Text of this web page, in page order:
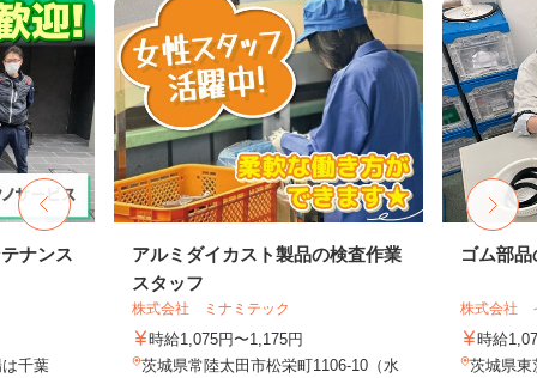
ナンス
千葉
アルミダイカスト製品の検査作業
スタッフ
株式会社 ミナミテック
時給1,075円〜1,175円
茨城県常陸太田市松栄町1106‐10（水
ゴム部
株式会社
時給
茨城県東